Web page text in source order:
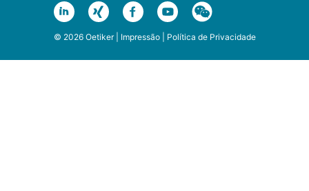
© 2026 Oetiker | Impressão| Política de Privacidade